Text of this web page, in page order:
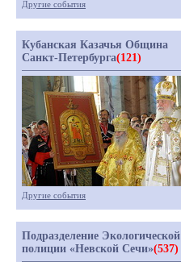
Другие события
Кубанская Казачья Община
Санкт-Петербурга(121)
Другие события
Подразделение Экологической
полиции «Невской Сечи»(537)